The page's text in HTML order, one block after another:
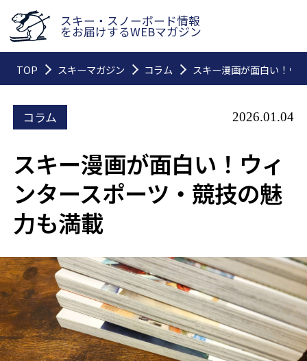
スキー・スノーボード情報
をお届けするWEBマガジン
TOP スキーマガジン コラム スキー漫画が面白い！ウ
コラム 2026.01.04
スキー漫画が面白い！ウィ
ンタースポーツ・競技の魅
力も満載